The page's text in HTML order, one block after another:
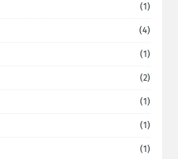
(1)
(4)
(1)
(2)
(1)
(1)
(1)